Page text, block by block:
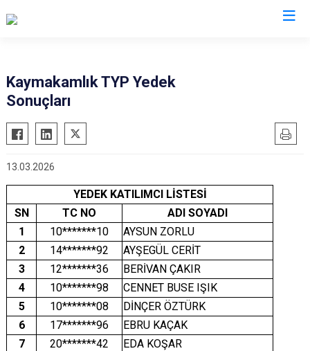
Aladağ
Ceyhan
İmamoğlu
Karataş
Kozan
Pozantı
Yüreğir
Sarıçam
Çukurova
Kaymakamlık TYP Yedek
Sonuçları
13.03.2026
YEDEK KATILIMCI LİSTESİ
SN
TC NO
ADI SOYADI
1
10*******10
AYSUN ZORLU
2
14*******92
AYŞEGÜL CERİT
3
12*******36
BERİVAN ÇAKIR
4
10*******98
CENNET BUSE IŞIK
5
10*******08
DİNÇER ÖZTÜRK
6
17*******96
EBRU KAÇAK
7
20*******42
EDA KOŞAR